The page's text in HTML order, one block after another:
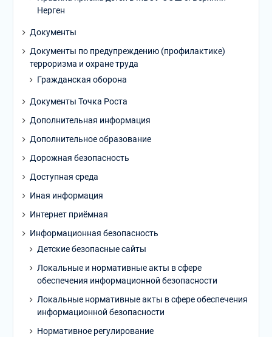
Нерген
Документы
Документы по предупреждению (профилактике)
терроризма и охране труда
Гражданская оборона
Документы Точка Роста
Дополнительная информация
Дополнительное образование
Дорожная безопасность
Доступная среда
Иная информация
Интернет приёмная
Информационная безопасность
Детские безопасные сайты
Локальные и нормативные акты в сфере
обеспечения информационной безопасности
Локальные нормативные акты в сфере обеспечения
информационной безопасности
Нормативное регулирование